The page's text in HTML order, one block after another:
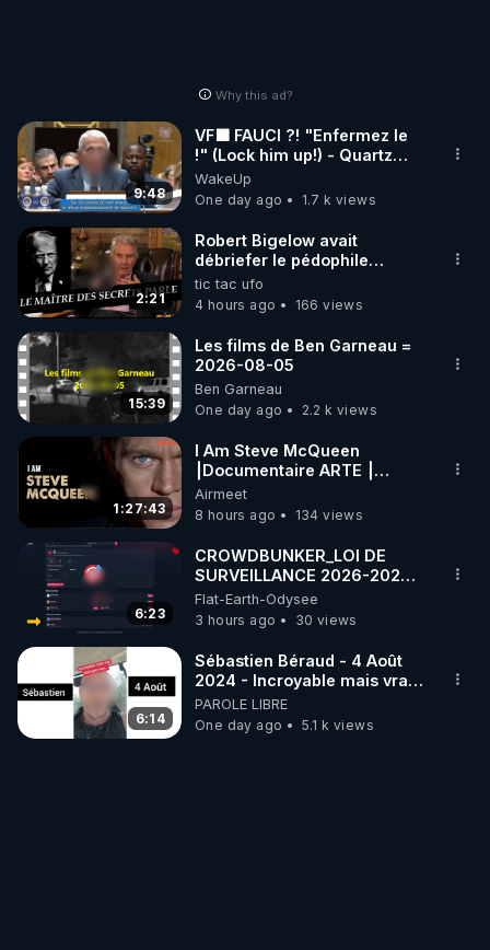
Why this ad?
9:48
VF🟩 FAUCI ?! "Enfermez le
!" (Lock him up!) - Quartz
Traduction
WakeUp
One day ago
1.7 k views
2:21
Robert Bigelow avait
débriefer le pédophile
génocidaire de donald j
trump
tic tac ufo
4 hours ago
166 views
15:39
Les films de Ben Garneau =
2026-08-05
Ben Garneau
One day ago
2.2 k views
1:27:43
I Am Steve McQueen
⎮Documentaire ARTE ⎮
Cinema
Airmeet
8 hours ago
134 views
6:23
CROWDBUNKER_LOI DE
SURVEILLANCE 2026-2027
DES RESEAUX SOCIAUX -
FERMETURE DE COMPTES A
Flat-Earth-Odysee
3 hours ago
30 views
6:14
Sébastien Béraud - 4 Août
2024 - Incroyable mais vrai,
partagez svp...
PAROLE LIBRE
One day ago
5.1 k views